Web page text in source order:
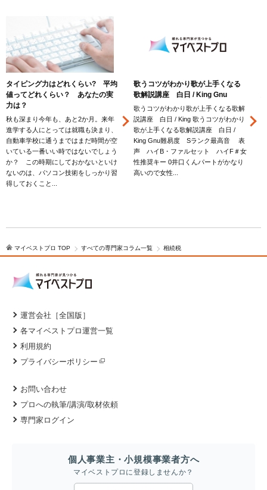
タイピング力はどれくらい? 平均
値ってどれくらい？ あなたの実
力は？
秋も深まり今年も、あと2か月。来年
進学する人にとっては就職も決まり、
自動車学校に通うまではまだ時間が空
いている一番いい時ではないでしょう
か？ この時期にしておかないといけ
ないのは、パソコン技術をしっかり習
得しておくこと...
歌うコツがわかり歌が上手くなる
歌解説講座 白日 / King Gnu
歌うコツがわかり歌が上手くなる歌解
説講座 白日 / King 歌うコツがわかり
歌が上手くなる歌解説講座 白日 /
King Gnu難易度 Sランク最高音 表
声 ハイB・ファルセット ハイF＃女
性推奨キー 0井口くんパートがかなり
高いので女性...
マイベストプロ TOP すべての専門家コラム一覧 相続税
運営会社［全国版］
各マイベストプロ運営一覧
利用規約
プライバシーポリシー
お問い合わせ
プロへの執筆/講演/取材依頼
専門家ログイン
個人事業主・小規模事業者方へ
マイベストプロに登録しませんか？